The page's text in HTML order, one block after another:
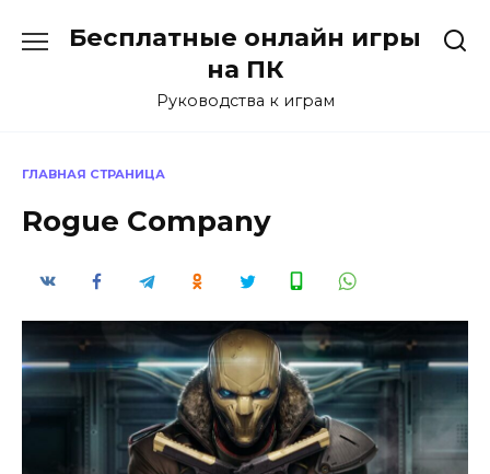
Бесплатные онлайн игры
на ПК
Руководства к играм
ГЛАВНАЯ СТРАНИЦА
Rogue Company